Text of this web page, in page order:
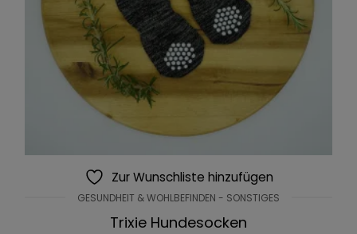
Zur Wunschliste hinzufügen
GESUNDHEIT & WOHLBEFINDEN - SONSTIGES
Trixie Hundesocken